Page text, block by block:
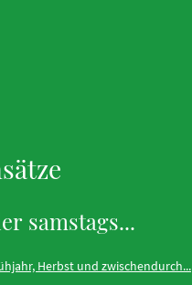
samstags...
Herbst und zwischendurch...